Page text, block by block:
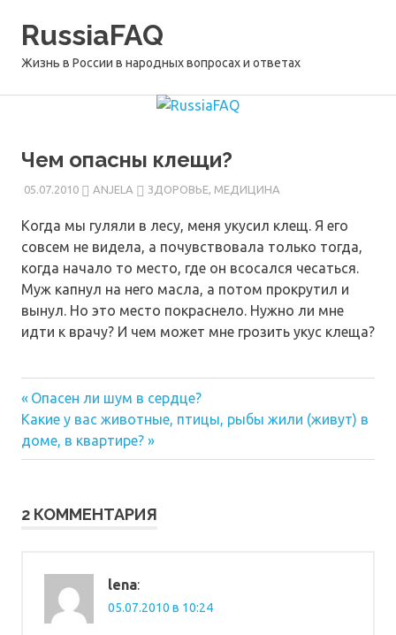
RussiaFAQ
Жизнь в России в народных вопросах и ответах
Чем опасны клещи?
05.07.2010 ANJELA ЗДОРОВЬЕ, МЕДИЦИНА
Когда мы гуляли в лесу, меня укусил клещ. Я его
совсем не видела, а почувствовала только тогда,
когда начало то место, где он всосался чесаться.
Муж капнул на него масла, а потом прокрутил и
вынул. Но это место покраснело. Нужно ли мне
идти к врачу? И чем может мне грозить укус клеща?
Навигация
по
записям
Предыдущая
запись:
Опасен ли шум в сердце?
Следующая
запись:
Какие у вас животные, птицы, рыбы жили (живут) в
доме, в квартире?
2 КОММЕНТАРИЯ
lena:
05.07.2010 в 10:24